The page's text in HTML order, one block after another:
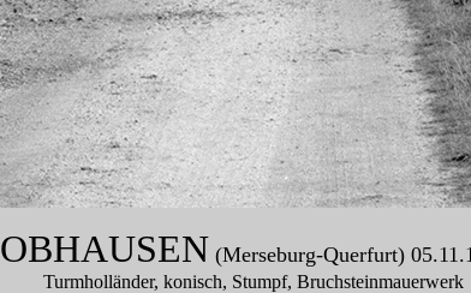
OBHAUSEN (Merseburg-Querfurt)
Turmholländer, konisch, Stumpf, Bruchsteinmauerwerk